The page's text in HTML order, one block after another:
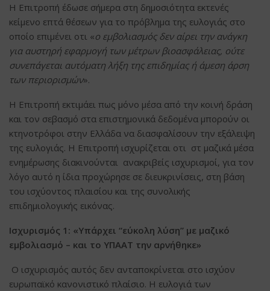
Η Επιτροπή έδωσε σήμερα στη δημοσιότητα εκτενές
κείμενο επτά θέσεων για το πρόβλημα της ευλογιάς στο
οποίο επιμένει οτι «ο εμβολιασμός δεν αίρει την ανάγκη
για αυστηρή εφαρμογή των μέτρων βιοασφάλειας, ούτε
συνεπάγεται αυτόματη λήξη της επιδημίας ή άμεση άρση
των περιορισμών».
Η Επιτροπή εκτιμάει πως μόνο μέσα από την κοινή δράση
και τον σεβασμό στα επιστημονικά δεδομένα μπορούν οι
κτηνοτρόφοι στην Ελλάδα να διασφαλίσουν την εξάλειψη
της ευλογιάς. Η Επιτροπή ισχυρίζεται οτι στ μαζικά μέσα
ενημέρωσης διακινούνται ανακριβείς ισχυρισμοί, για τον
λόγο αυτό η ίδια προχώρησε σε διευκρινίσεις, στη βάση
του ισχύοντος πλαισίου και της συνολικής
επιδημιολογικής εικόνας.
Ισχυρισμός 1: «Υπάρχει “εύκολη λύση” με μαζικό
εμβολιασμό – και το ΥΠΑΑΤ την αρνήθηκε»
Ο ισχυρισμός αυτός δεν ανταποκρίνεται στο ισχύον
ευρωπαϊκό κανονιστικό πλαίσιο. Η ευλογιά των